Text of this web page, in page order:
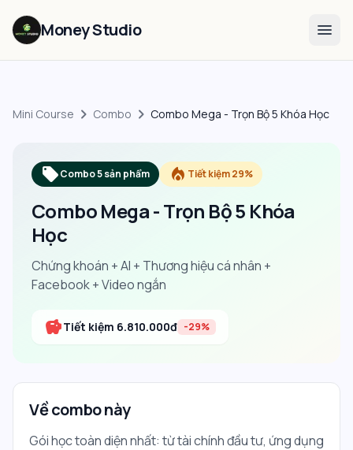
Money Studio menu
Mini Course chevron_right Combo chevron_right Combo Mega - Trọn Bộ 5 Khóa Học
local_offerCombo5sản phẩm local_fire_department Tiết kiệm 29%
Combo Mega - Trọn Bộ 5 Khóa
Học
Chứng khoán + AI + Thương hiệu cá nhân +
Facebook + Video ngắn
savingsTiết kiệm 6.810.000đ -29%
Về combo này
Gói học toàn diện nhất: từ tài chính đầu tư, ứng dụng